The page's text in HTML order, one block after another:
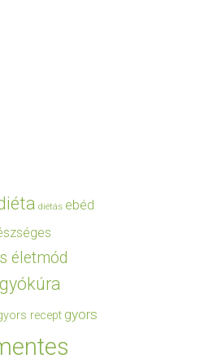
diétás ebéd
életmód
recept gyors